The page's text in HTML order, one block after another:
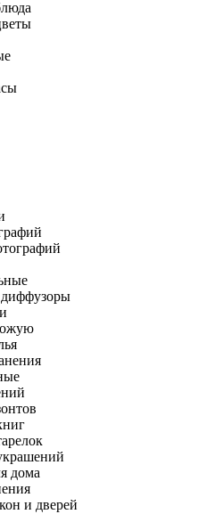
дома
и дверей